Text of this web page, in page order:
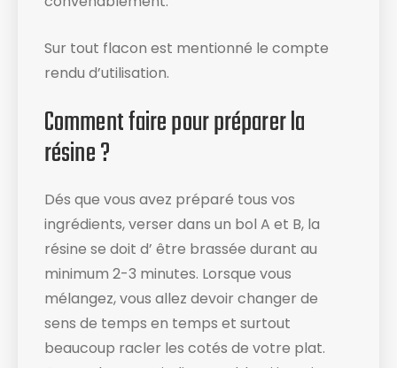
Sur tout flacon est mentionné le compte
rendu d’utilisation​.
Comment faire pour préparer la
résine ?
Dés que vous avez préparé tous vos
ingrédients, verser dans un bol A et B, la
résine se doit d’ être brassée durant au
minimum 2-3 minutes. Lorsque vous
mélangez, vous allez devoir changer de
sens de temps en temps et surtout
beaucoup racler les cotés de votre plat​.